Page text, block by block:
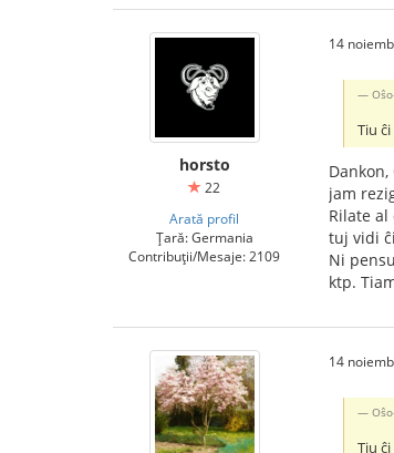
horsto
22
Arată profil
Țară: Germania
Contribuții/Mesaje: 2109
14
Tiu ĉi
jam
Rilate
tuj vidi
Ni
ktp.
14
Tiu ĉi